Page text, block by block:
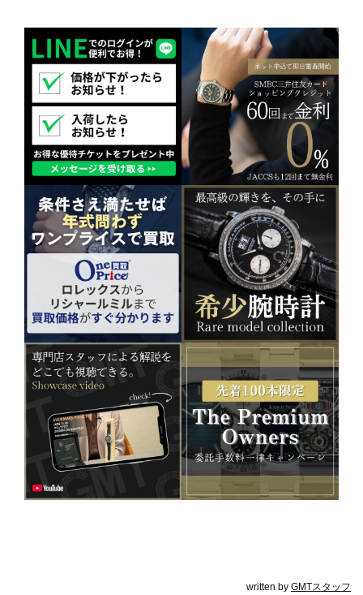
written by GMTスタッフ